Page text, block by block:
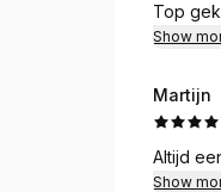
Top
Show
Martijn
Altijd
Show